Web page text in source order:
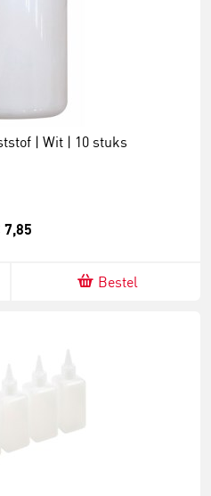
| Wit | 10 stuks
7,85
Bestel